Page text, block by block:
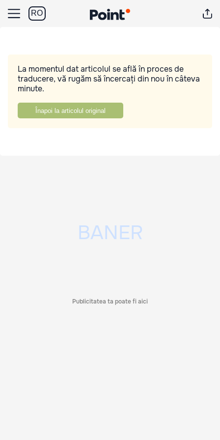
RO
La momentul dat articolul se află în proces de
traducere, vă rugăm să încercați din nou în câteva
minute.
Înapoi la articolul original
Publicitatea ta poate fi aici